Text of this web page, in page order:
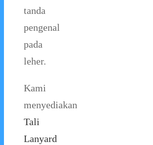
tanda
pengenal
pada
leher.
Kami
menyediakan
Tali
Lanyard